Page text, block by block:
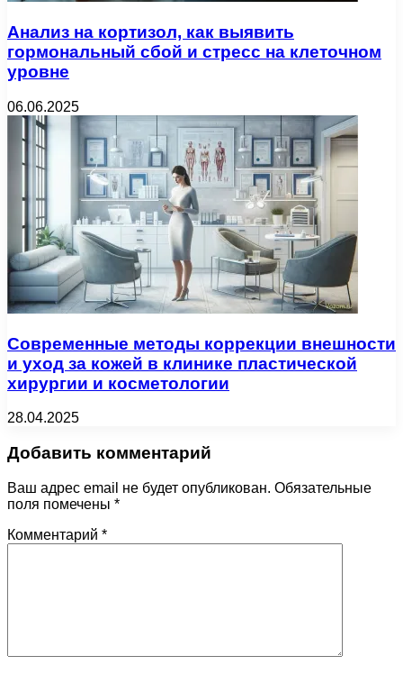
Анализ на кортизол, как выявить
гормональный сбой и стресс на клеточном
уровне
06.06.2025
Современные методы коррекции внешности
и уход за кожей в клинике пластической
хирургии и косметологии
28.04.2025
Добавить комментарий
Ваш адрес email не будет опубликован. Обязательные
поля помечены *
Комментарий *